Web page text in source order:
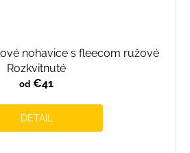
nohavice s fleecom ružové
Rozkvitnuté
od €41
DETAIL